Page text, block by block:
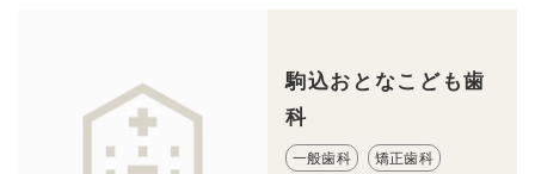
駒込おとなこども歯
科
一般歯科 矯正歯科